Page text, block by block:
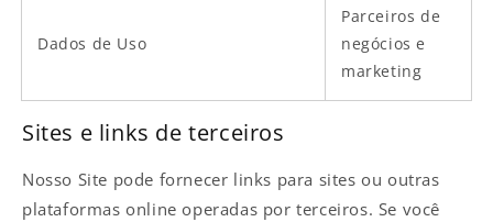
Dados de Uso
Parceiros de
negócios e
marketing
Sites e links de terceiros
Nosso Site pode fornecer links para sites ou outras
plataformas online operadas por terceiros. Se você